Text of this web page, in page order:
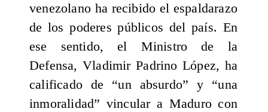
venezolano ha recibido el espaldarazo
de los poderes públicos del país. En
ese sentido, el Ministro de la
Defensa, Vladimir Padrino López, ha
calificado de “un absurdo” y “una
inmoralidad” vincular a Maduro con